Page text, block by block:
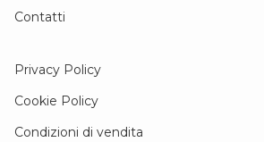
Contatti
Privacy Policy
Cookie Policy
Condizioni di vendita